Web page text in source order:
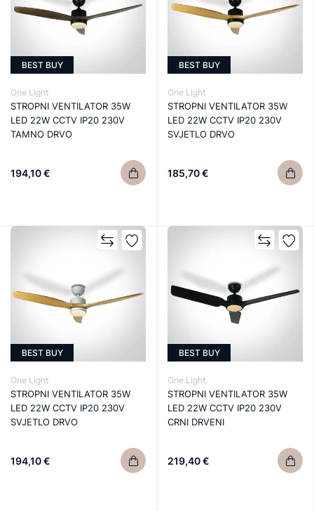
BEST BUY
One Light
STROPNI VENTILATOR 35W
LED 22W CCTV IP20 230V
TAMNO DRVO
194,10 €
BEST BUY
One Light
STROPNI VENTILATOR 35W
LED 22W CCTV IP20 230V
SVJETLO DRVO
185,70 €
BEST BUY
One Light
STROPNI VENTILATOR 35W
LED 22W CCTV IP20 230V
SVJETLO DRVO
194,10 €
BEST BUY
One Light
STROPNI VENTILATOR 35W
LED 22W CCTV IP20 230V
CRNI DRVENI
219,40 €